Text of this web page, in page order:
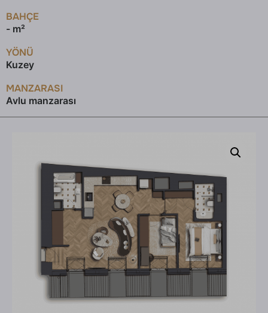
BAHÇE
- m²
YÖNÜ
Kuzey
MANZARASI
Avlu manzarası